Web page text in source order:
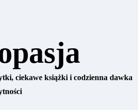
ciekawe książki i codzienna dawka